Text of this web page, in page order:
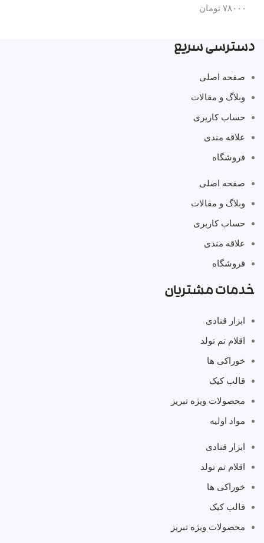
۷۸۰۰۰ تومان
دسترسی سریع
صفحه اصلی
وبلاگ و مقالات
حساب کاربری
علاقه مندی
فروشگاه
صفحه اصلی
وبلاگ و مقالات
حساب کاربری
علاقه مندی
فروشگاه
خدمات مشتریان
ابزار قنادی
اقلام تم تولد
خوراکی ها
قالب کیک
محصولات ویژه تبریز
مواد اولیه
ابزار قنادی
اقلام تم تولد
خوراکی ها
قالب کیک
محصولات ویژه تبریز